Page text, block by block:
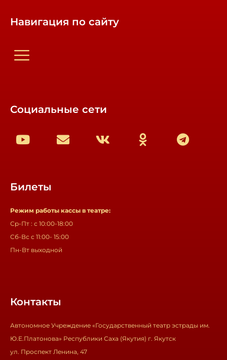
Навигация по сайту
Социальные сети
Билеты
Режим работы кассы в театре:
Ср-Пт : с 10:00-18:00
Сб-Вс с 11:00- 15:00
Пн-Вт выходной
Контакты
Автономное Учреждение «Государственный театр эстрады им.
Ю.Е.Платонова» Республики Саха (Якутия) г. Якутск
ул. Проспект Ленина, 47